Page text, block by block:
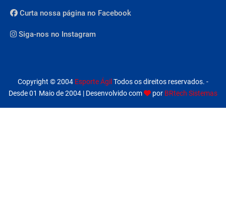
Curta nossa página no Facebook
Siga-nos no Instagram
Copyright © 2004 Esporte Ágil Todos os direitos reservados. -
Desde 01 Maio de 2004 | Desenvolvido com
por BRtech Sistemas